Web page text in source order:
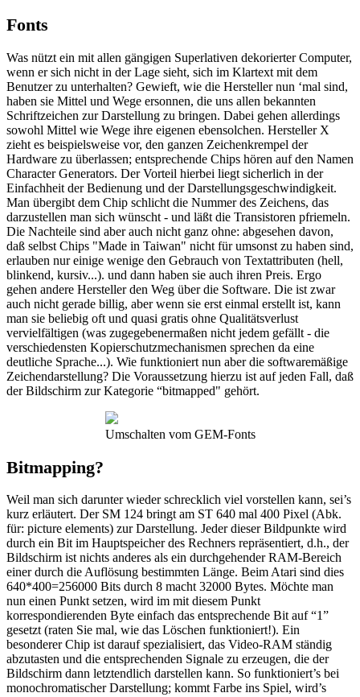
Fonts
Was nützt ein mit allen gängigen Superlativen dekorierter Computer,
wenn er sich nicht in der Lage sieht, sich im Klartext mit dem
Benutzer zu unterhalten? Gewieft, wie die Hersteller nun ‘mal sind,
haben sie Mittel und Wege ersonnen, die uns allen bekannten
Schriftzeichen zur Darstellung zu bringen. Dabei gehen allerdings
sowohl Mittel wie Wege ihre eigenen ebensolchen. Hersteller X
zieht es beispielsweise vor, den ganzen Zeichenkrempel der
Hardware zu überlassen; entsprechende Chips hören auf den Namen
Character Generators. Der Vorteil hierbei liegt sicherlich in der
Einfachheit der Bedienung und der Darstellungsgeschwindigkeit.
Man übergibt dem Chip schlicht die Nummer des Zeichens, das
darzustellen man sich wünscht - und läßt die Transistoren pfriemeln.
Die Nachteile sind aber auch nicht ganz ohne: abgesehen davon,
daß selbst Chips "Made in Taiwan" nicht für umsonst zu haben sind,
erlauben nur einige wenige den Gebrauch von Textattributen (hell,
blinkend, kursiv...). und dann haben sie auch ihren Preis. Ergo
gehen andere Hersteller den Weg über die Software. Die ist zwar
auch nicht gerade billig, aber wenn sie erst einmal erstellt ist, kann
man sie beliebig oft und quasi gratis ohne Qualitätsverlust
vervielfältigen (was zugegebenermaßen nicht jedem gefällt - die
verschiedensten Kopierschutzmechanismen sprechen da eine
deutliche Sprache...). Wie funktioniert nun aber die softwaremäßige
Zeichendarstellung? Die Voraussetzung hierzu ist auf jeden Fall, daß
der Bildschirm zur Kategorie “bitmapped" gehört.
Umschalten vom GEM-Fonts
Bitmapping?
Weil man sich darunter wieder schrecklich viel vorstellen kann, sei’s
kurz erläutert. Der SM 124 bringt am ST 640 mal 400 Pixel (Abk.
für: picture elements) zur Darstellung. Jeder dieser Bildpunkte wird
durch ein Bit im Hauptspeicher des Rechners repräsentiert, d.h., der
Bildschirm ist nichts anderes als ein durchgehender RAM-Bereich
einer durch die Auflösung bestimmten Länge. Beim Atari sind dies
640*400=256000 Bits durch 8 macht 32000 Bytes. Möchte man
nun einen Punkt setzen, wird im mit diesem Punkt
korrespondierenden Byte einfach das entsprechende Bit auf “1”
gesetzt (raten Sie mal, wie das Löschen funktioniert!). Ein
besonderer Chip ist darauf spezialisiert, das Video-RAM ständig
abzutasten und die entsprechenden Signale zu erzeugen, die der
Bildschirm dann letztendlich darstellen kann. So funktioniert’s bei
monochromatischer Darstellung; kommt Farbe ins Spiel, wird’s